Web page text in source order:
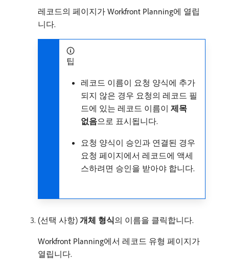
레코드의 페이지가 Workfront Planning에 열립
니다.
팁
레코드 이름이 요청 양식에 추가
되지 않은 경우 요청의 레코드 필
드에 있는 레코드 이름이 제목
없음​으로 표시됩니다.
요청 양식이 승인과 연결된 경우
요청 페이지에서 레코드에 액세
스하려면 승인을 받아야 합니다.
(선택 사항) 개체 형식​의 이름을 클릭합니다.
Workfront Planning에서 레코드 유형 페이지가
열립니다.